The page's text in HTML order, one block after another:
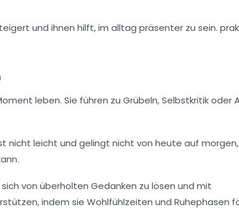
leben. Sie führen zu Grübeln, Selbstkritik oder
nicht leicht und gelingt nicht von heute auf
von überholten Gedanken zu lösen und mit
indem sie Wohlfühlzeiten und Ruhephasen